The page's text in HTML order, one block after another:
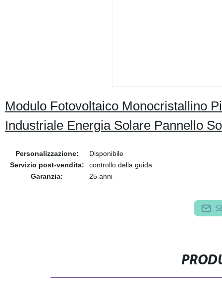
Modulo Fotovoltaico Monocristallino
Industriale Energia Solare Pannello
Personalizzazione:
Disponibile
Servizio post-vendita:
controllo della guida
Garanzia:
25 anni